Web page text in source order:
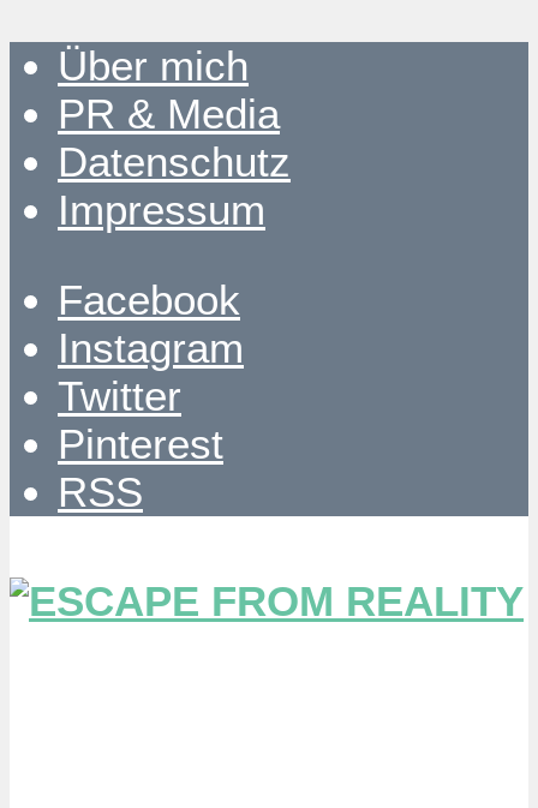
Über mich
PR & Media
Datenschutz
Impressum
Facebook
Instagram
Twitter
Pinterest
RSS